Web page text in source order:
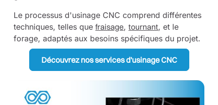
Le processus d'usinage CNC comprend différentes
techniques, telles que fraisage, tournant, et le
forage, adaptés aux besoins spécifiques du projet.
Découvrez nos services d'usinage CNC